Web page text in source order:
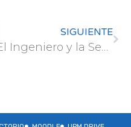
SIGUIENTE
El Ingeniero y la Seguridad Laboral. Obligaciones y Responsabilidades